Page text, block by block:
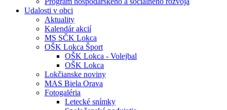
Udalosti v obci
Aktuality
Kalendár akcií
MS SČK Lokca
OŠK Lokca Šport
OŠK Lokca - Volejbal
OŠK Lokca
Lokčianske noviny
MAS Biela Orava
Fotogaléria
Letecké snímky